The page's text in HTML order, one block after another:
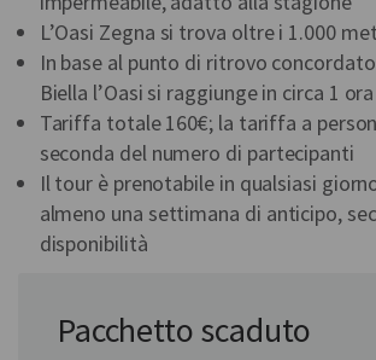
L’Oasi Zegna si trova oltre i 1.000
In base al punto di ritrovo
Biella l’Oasi si raggiunge in circa 1 ora
Tariffa totale 160€; la tariffa a
seconda del numero di partecipanti
Il tour è prenotabile in qualsiasi
almeno una settimana di anticipo,
disponibilità
Discovery Alto Piemonte
Pacchetto scaduto